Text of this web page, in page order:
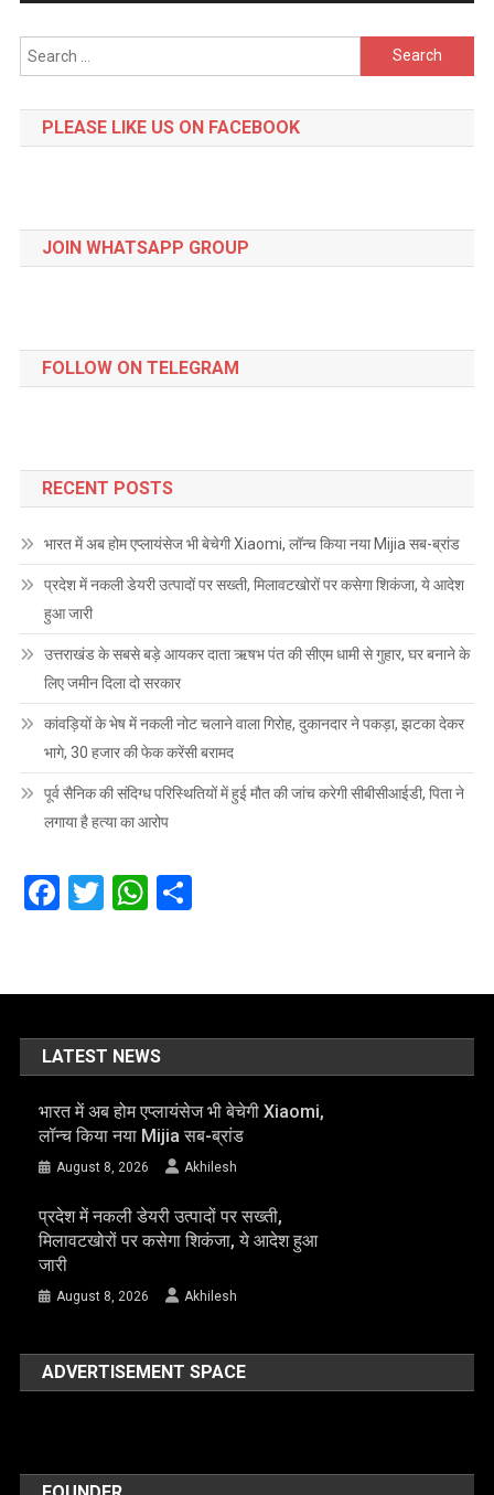
Search
for:
PLEASE LIKE US ON FACEBOOK
JOIN WHATSAPP GROUP
FOLLOW ON TELEGRAM
RECENT POSTS
भारत में अब होम एप्लायंसेज भी बेचेगी Xiaomi, लॉन्च किया नया Mijia सब-ब्रांड
प्रदेश में नकली डेयरी उत्पादों पर सख्ती, मिलावटखोरों पर कसेगा शिकंजा, ये आदेश
हुआ जारी
उत्तराखंड के सबसे बड़े आयकर दाता ऋषभ पंत की सीएम धामी से गुहार, घर बनाने के
लिए जमीन दिला दो सरकार
कांवड़ियों के भेष में नकली नोट चलाने वाला गिरोह, दुकानदार ने पकड़ा, झटका देकर
भागे, 30 हजार की फेक करेंसी बरामद
पूर्व सैनिक की संदिग्ध परिस्थितियों में हुई मौत की जांच करेगी सीबीसीआईडी, पिता ने
लगाया है हत्या का आरोप
Facebook
TwitterWhatsApp
Share
LATEST NEWS
भारत में अब होम एप्लायंसेज भी बेचेगी Xiaomi,
लॉन्च किया नया Mijia सब-ब्रांड
August 8, 2026 Akhilesh
प्रदेश में नकली डेयरी उत्पादों पर सख्ती,
मिलावटखोरों पर कसेगा शिकंजा, ये आदेश हुआ
जारी
August 8, 2026 Akhilesh
ADVERTISEMENT SPACE